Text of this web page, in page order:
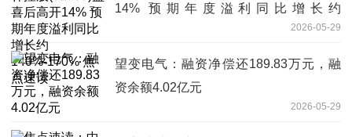
14% 预期年度溢利同比增长约
2026-05-29
望变电气：融资净偿还189.83万元，融
资余额4.02亿元
2026-05-29